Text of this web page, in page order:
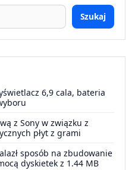
Szukaj
6,9 cala, bateria
z Sony w związku z
płyt z grami
sposób na zbudowanie
dyskietek z 1.44 MB